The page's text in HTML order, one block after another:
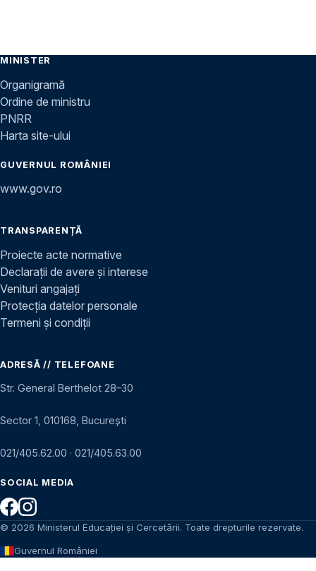
MINISTER
Organigramă
Ordine de ministru
PNRR
Harta site-ului
GUVERNUL ROMÂNIEI
www.gov.ro
TRANSPARENȚĂ
Proiecte acte normative
Declarații de avere și interese
Venituri angajați
Protecția datelor personale
Termeni și condiții
ADRESĂ // TELEFOANE
Str. General Berthelot 28–30
Sector 1, 010168, București
021/405.62.00 · 021/405.63.00
SOCIAL MEDIA
© 2026 Ministerul Educației și Cercetării. Toate drepturile rezervate.
Guvernul României